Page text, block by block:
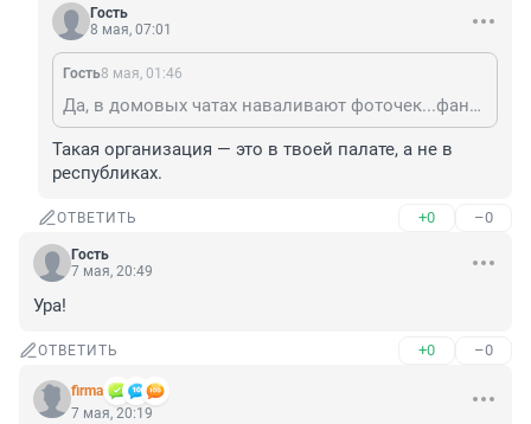
Гость
8 мая, 07:01
Гость8 мая, 01:46
Да, в домовых чатах наваливают фоточек...фановые трубы во всем доме менять не рискуют...да и если ремонт, допустим сделан, то и капвзносы надо не собирать... Почему надо оплачивать всей России ремонт в ОПГ республиках?
Такая организация — это в твоей палате, а не в
республиках.
ОТВЕТИТЬ +0 –0
Гость
7 мая, 20:49
Ура!
ОТВЕТИТЬ +0 –0
firma
7 мая, 20:19